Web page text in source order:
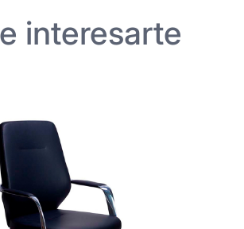
interesarte